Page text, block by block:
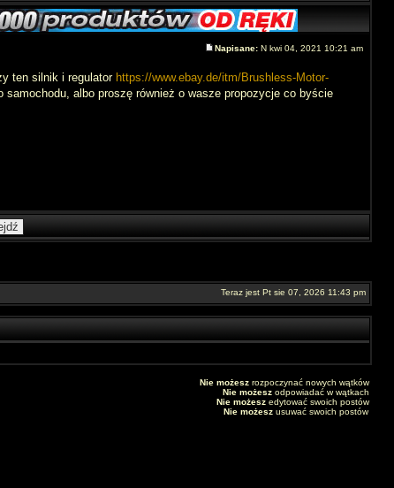
Napisane: N kwi 04, 2021 10:21 am
ten silnik i regulator https://www.ebay.de/itm/Brushless-Motor-
samochodu, albo proszę również o wasze propozycje co byście
Teraz jest Pt sie 07, 2026 11:43 pm
Nie możesz rozpoczynać nowych wątków
Nie możesz odpowiadać w wątkach
Nie możesz edytować swoich postów
Nie możesz usuwać swoich postów